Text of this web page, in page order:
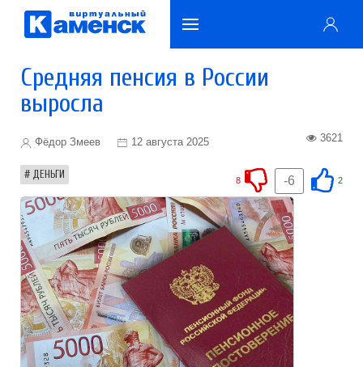
Средняя пенсия в России
выросла
Фёдор Змеев 12 августа 2025 3621
ДЕНЬГИ 2
-6
8